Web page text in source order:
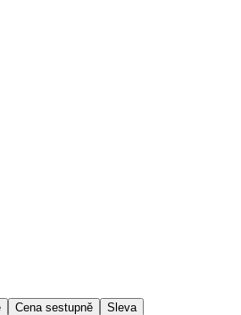
Cena sestupně Sleva